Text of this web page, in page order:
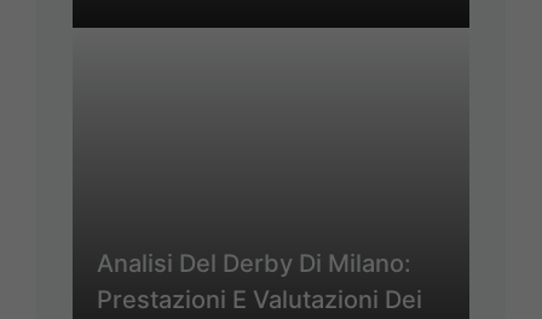
Analisi Del Derby Di Milano:
Prestazioni E Valutazioni Dei